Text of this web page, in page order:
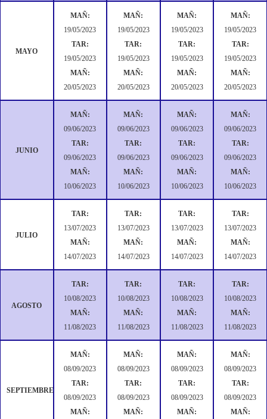
MAYO
MAÑ:
19/05/2023
TAR:
19/05/2023
MAÑ:
20/05/2023
MAÑ:
19/05/2023
TAR:
19/05/2023
MAÑ:
20/05/2023
MAÑ:
19/05/2023
TAR:
19/05/2023
MAÑ:
20/05/2023
MAÑ:
19/05/2023
TAR:
19/05/2023
MAÑ:
20/05/2023
JUNIO
MAÑ:
09/06/2023
TAR:
09/06/2023
MAÑ:
10/06/2023
MAÑ:
09/06/2023
TAR:
09/06/2023
MAÑ:
10/06/2023
MAÑ:
09/06/2023
TAR:
09/06/2023
MAÑ:
10/06/2023
MAÑ:
09/06/2023
TAR:
09/06/2023
MAÑ:
10/06/2023
JULIO
TAR:
13/07/2023
MAÑ:
14/07/2023
TAR:
13/07/2023
MAÑ:
14/07/2023
TAR:
13/07/2023
MAÑ:
14/07/2023
TAR:
13/07/2023
MAÑ:
14/07/2023
AGOSTO
TAR:
10/08/2023
MAÑ:
11/08/2023
TAR:
10/08/2023
MAÑ:
11/08/2023
TAR:
10/08/2023
MAÑ:
11/08/2023
TAR:
10/08/2023
MAÑ:
11/08/2023
SEPTIEMBRE
MAÑ:
08/09/2023
TAR:
08/09/2023
MAÑ:
MAÑ:
08/09/2023
TAR:
08/09/2023
MAÑ:
MAÑ:
08/09/2023
TAR:
08/09/2023
MAÑ:
MAÑ:
08/09/2023
TAR:
08/09/2023
MAÑ: